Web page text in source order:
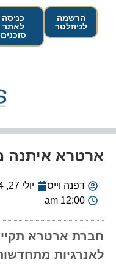
הרשמה
לניוזלטר
כניסה
לאתר
סוכנים
ארטרא איתנה
דפנה וייס
יולי 27, 2014
12:00 am
חברת ארטרא
לאנרגיות